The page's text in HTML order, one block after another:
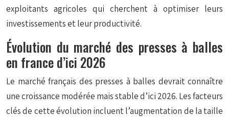
exploitants agricoles qui cherchent à optimiser leurs
investissements et leur productivité.
Évolution du marché des presses à balles
en france d’ici 2026
Le marché français des presses à balles devrait connaître
une croissance modérée mais stable d’ici 2026. Les facteurs
clés de cette évolution incluent l’augmentation de la taille